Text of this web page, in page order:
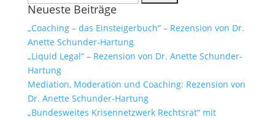
nach:
Neueste Beiträge
„Coaching – das Einsteigerbuch“ – Rezension von Dr.
Anette Schunder-Hartung
„Liquid Legal“ – Rezension von Dr. Anette Schunder-
Hartung
Mediation, Moderation und Coaching: Rezension von
Dr. Anette Schunder-Hartung
„Bundesweites Krisennetzwerk Rechtsrat“ mit